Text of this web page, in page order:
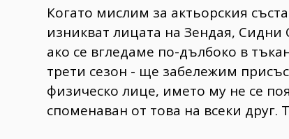
​Когато мислим за актьорския
изникват лицата на Зендая,
ако се вгледаме по-дълбоко в
трети сезон - ще забележим
физическо лице, името му не се
споменаван от това на всеки друг.